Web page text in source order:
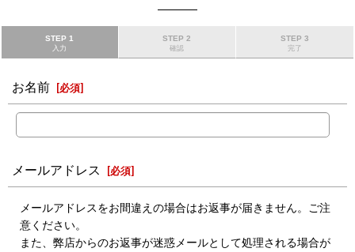
STEP 1
入力
STEP 2
確認
STEP 3
完了
お名前 [必須]
メールアドレス [必須]
メールアドレスをお間違えの場合はお返事が届きません。ご注
意ください。
また、弊店からのお返事が迷惑メールとして処理される場合が